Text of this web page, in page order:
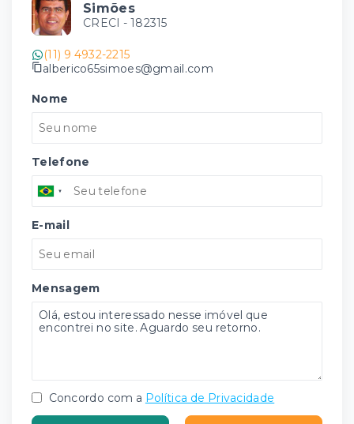
Simões
CRECI - 182315
(11) 9 4932-2215
alberico65simoes@gmail.com
Nome
Telefone
E-mail
Mensagem
Concordo com a Política de Privacidade